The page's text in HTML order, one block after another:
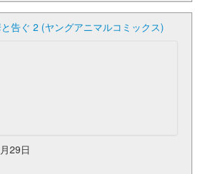
告ぐ 2 (ヤングアニマルコミックス)
29日